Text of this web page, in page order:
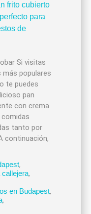
Si visitas
más populares
te puedes
pan
con crema
comidas
tanto por
continuación,
,
,
en Budapest,
,